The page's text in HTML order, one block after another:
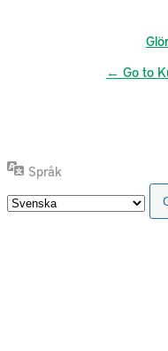
← Go to
Språk